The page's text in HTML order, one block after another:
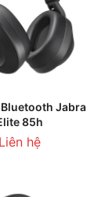
Jabra
85h
Liên hệ